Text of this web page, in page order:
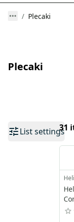
Plecaki
Plecaki
List settings31